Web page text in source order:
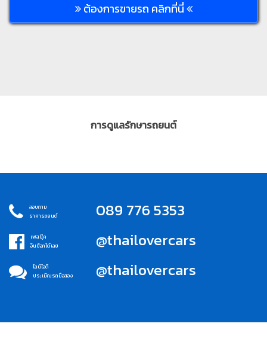
ต้องการขายรถ คลิกที่นี่
การดูแลรักษารถยนต์
สอบถาม
ราคารถยนต์
089 776 5353
เฟสบุ๊ค
อินบ็อกได้เลย
@thailovercars
ไลน์ไอดี
ประเมิณรถมือสอง
@thailovercars